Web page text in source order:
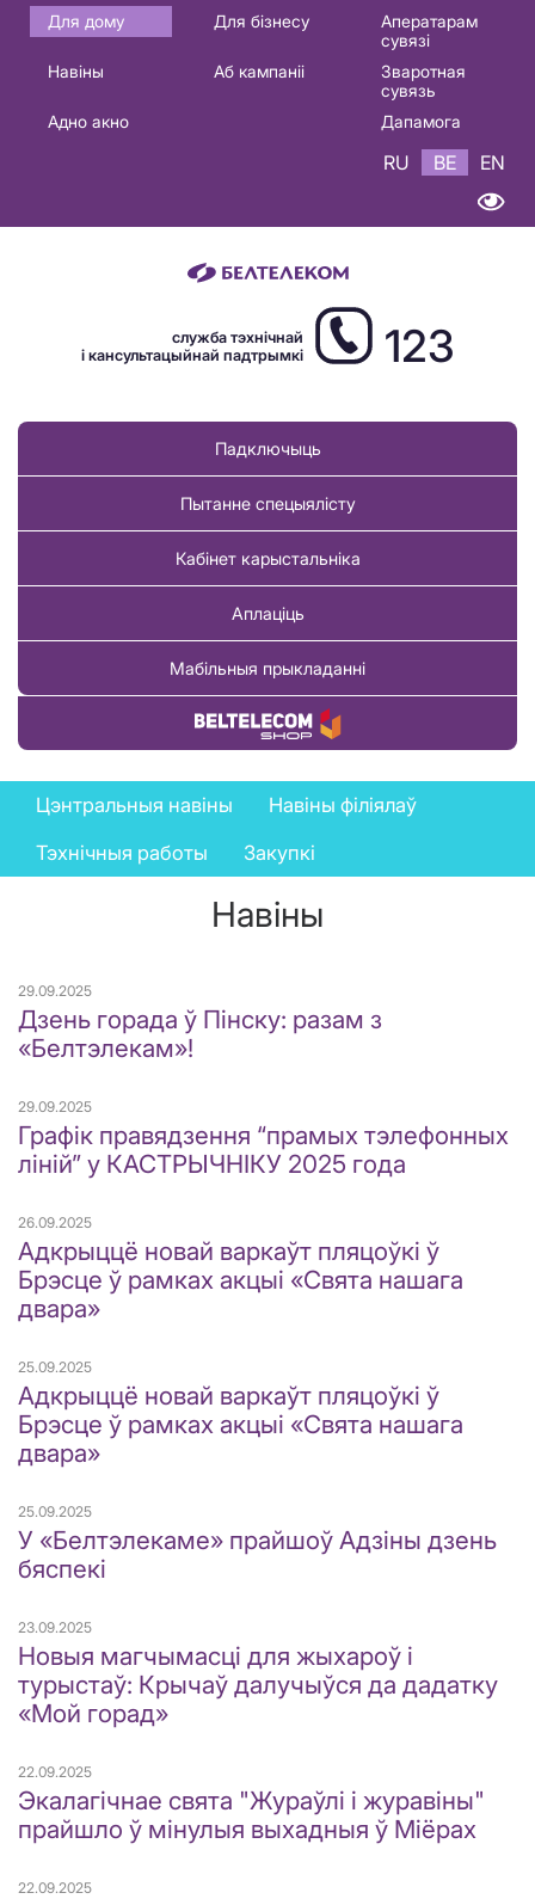
Основная
навигация
Для дому Для бізнесу
Аператарам
сувязі
Навіны
Аб кампаніі
Зваротная
сувязь
Адно акно
Дапамога
RU BE EN
служба тэхнічнай
і кансультацыйнай падтрымкі
123
Падключыць
Пытанне спецыялісту
Кабінет карыстальніка
Аплаціць
Мабільныя прыкладанні
Купіць тавар
News
menu
Цэнтральныя навіны
Навіны філіялаў
Тэхнічныя работы
Закупкі
Навіны
29.09.2025
Дзень горада ў Пінску: разам з
«Белтэлекам»!
29.09.2025
Графік правядзення “прамых тэлефонных
ліній” у КАСТРЫЧНІКУ 2025 года
26.09.2025
Адкрыццё новай варкаўт пляцоўкі ў
Брэсце ў рамках акцыі «Свята нашага
двара»
25.09.2025
Адкрыццё новай варкаўт пляцоўкі ў
Брэсце ў рамках акцыі «Свята нашага
двара»
25.09.2025
У «Белтэлекаме» прайшоў Адзіны дзень
бяспекі
23.09.2025
Новыя магчымасці для жыхароў і
турыстаў: Крычаў далучыўся да дадатку
«Мой горад»
22.09.2025
Экалагічнае свята "Жураўлі і журавіны"
прайшло ў мінулыя выхадныя ў Міёрах
22.09.2025